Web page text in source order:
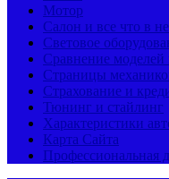
Мотор
Салон и все что в
Световое
Сравнение
Страницы
Страхование и
Тюнинг и стайлинг
Характеристики
Карта Сайта
Профессиональная